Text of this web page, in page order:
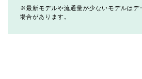
最新モデルや流通量が少ないモデルはデ
場合があります。